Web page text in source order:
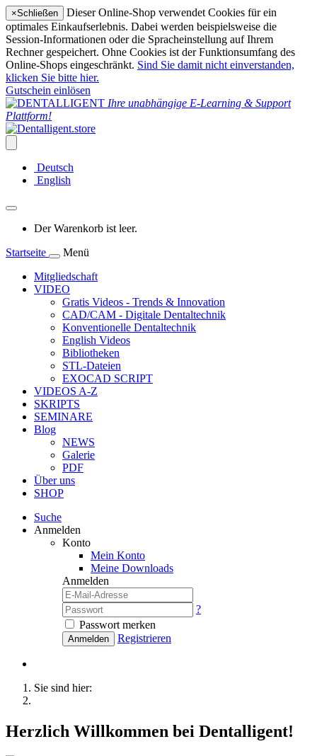
×Schließen
Dieser Online-Shop verwendet Cookies für ein
optimales Einkaufserlebnis. Dabei werden beispielsweise die
Session-Informationen oder die Spracheinstellung auf Ihrem
Rechner gespeichert. Ohne Cookies ist der Funktionsumfang des
Online-Shops eingeschränkt. Sind Sie damit nicht einverstanden,
klicken Sie bitte hier.
Gutschein einlösen
Ihre unabhängige E-Learning & Support
Plattform!
Deutsch
English
Der Warenkorb ist leer.
Startseite
Menü
Mitgliedschaft
VIDEO
Gratis Videos - Trends & Innovation
CAD/CAM - Digitale Dentaltechnik
Konventionelle Dentaltechnik
English Videos
Bibliotheken
STL-Dateien
EXOCAD SCRIPT
VIDEOS A-Z
SKRIPTS
SEMINARE
Blog
NEWS
Galerie
PDF
Über uns
SHOP
Suche
Anmelden
Konto
Mein Konto
Meine Downloads
Anmelden
?
Passwort merken
Anmelden Registrieren
Sie sind hier:
Herzlich Willkommen bei Dentalligent!